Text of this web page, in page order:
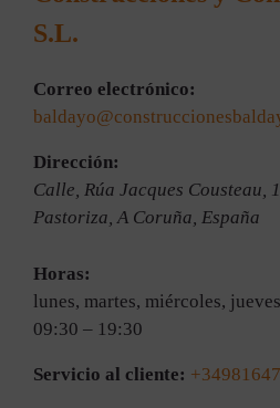
S.L.
Correo electrónico:
Dirección:
Calle, Rúa Jacques Cousteau,
Pastoriza, A Coruña, España
Horas:
lunes, martes, miércoles,
09:30 – 19:30
Servicio al cliente: